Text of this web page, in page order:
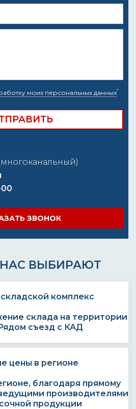
моих персональных данных*
ЗВОНОК
ВЫБИРАЮТ
склада на территории
съезд с КАД
благодаря прямому
производителями
продукции